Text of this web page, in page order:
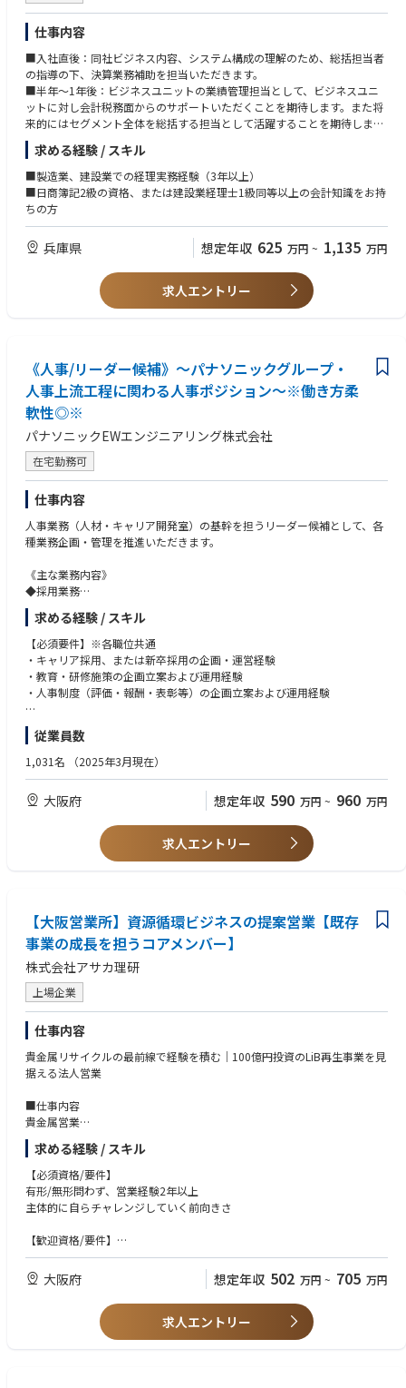
仕事内容
■入社直後：同社ビジネス内容、システム構成の理解のため、総括担当者
の指導の下、決算業務補助を担当いただきます。
■半年～1年後：ビジネスユニットの業績管理担当として、ビジネスユニ
ットに対し会計税務面からのサポートいただくことを期待します。また将
来的にはセグメント全体を総括する担当として活躍することを期待しま
す。
業務比率は、業績管理/FP&A（30%）、事業部決算（30%）、会計税務処
理検討（20%)、指導育成（20%)となります。
エンジニアリングセグメントの事業は、以下リンクをご参照ください。
https://www.kobelco.co.jp/products/engineering/
求める経験 / スキル
■製造業、建設業での経理実務経験（3年以上）
■日商簿記2級の資格、または建設業経理士1級同等以上の会計知識をお持
ちの方
兵庫県 想定年収 625 万円 ~ 1,135 万円
求人エントリー
《人事/リーダー候補》～パナソニックグループ・
人事上流工程に関わる人事ポジション～※働き方柔
軟性◎※
パナソニックEWエンジニアリング株式会社
在宅勤務可
仕事内容
人事業務（人材・キャリア開発室）の基幹を担うリーダー候補として、各
種業務企画・管理を推進いただきます。
《主な業務内容》
◆採用業務
※キャリア採用（年間採用計画30名～50名程度）をメインに担当頂くこと
を想定しています。
ゆくゆくは、新卒採用（年間採用計画30名～35名程度）に携わっていた
だく可能性もございます。
◆人材開発諸制度の企画・運用
※パナソニックグループの人材育成方針をベースに、同社の事業特性に合
階層別研修や専門技術研修、キャリア形成支援など幅広い施策を通じ
て、社員一人ひとりの成長と組織力向上を推進いただきます。
グループ共通施策の活用だけでなく、事業成長を支える独自の育成制度
づくりにも携わることができるため、
「制度を運用するだけではなく、自ら企画・改善に関わりたい」という
◆教育・研修業務の企画・運営
全社横断で経営層や各部門と連携しながら、
研修体系の整備(研修講師の調整、研修施設準備等含む)、キャリア開発
支援、次世代人材育成などに携わることができるため、
「制度運用中心の人事から一歩踏み込み、人材開発を通じて経営や事業
に貢献したい方」に適したポジションです。
◆その他（DX推進、人事異動、表彰、規則規定の管理 等)
求める経験 / スキル
【必須要件】※各職位共通
・キャリア採用、または新卒採用の企画・運営経験
・教育・研修施策の企画立案および運用経験
・人事制度（評価・報酬・表彰等）の企画立案および運用経験
加えて、以下いずれか１つ以上当てはまる方
・人事部門におけるチームリーダー、プロジェクトリーダー、またはマネ
・課題を自ら発見し、論理的に整理したうえで改善提案や施策立案を行っ
た経験
・社内外の関係者と円滑な関係を構築し、周囲を巻き込みながら業務を推
進できるコミュニケーション力
・建設業界、設備業界、エンジニアリング業界における人事経験
・人事DX推進や業務改善プロジェクトに携わった経験
・給与計算、労務管理、勤怠管理等の実務経験
・社内システムやITツールに関する基礎知識をお持ちの方
・安全衛生管理、人事関連法令に関する知識をお持ちの方
・社会保険労務士、安全衛生管理者等の資格保有者
従業員数
1,031名 （2025年3月現在）
大阪府 想定年収 590 万円 ~ 960 万円
求人エントリー
【大阪営業所】資源循環ビジネスの提案営業【既存
事業の成長を担うコアメンバー】
株式会社アサカ理研
上場企業
仕事内容
貴金属リサイクルの最前線で経験を積む｜100億円投資のLiB再生事業を見
据える法人営業
■仕事内容
貴金属営業
顧客企業：電気・電子部品メーカー・半導体メーカーなど
顧客窓口： 製造部門・研究開発部門を中心としたリサイクル材（スクラッ
プ）の管理担当者
内容： お客様の製造工程で発生する貴金属含有スクラップや工程内廃棄物
をお預かりし、社内の分析部門・製造部門と連携しながら価値を評価しま
い、お客様にとって最適なリサイクル方法を提案します。
いる廃棄物の中から新たな価値を見出し、資源として再生することで、お
客様の収益改善や環境負荷低減に貢献します。
また、営業・分析・製造が一体となって案件を進めるため、顧客折衝力だ
けでなく、素材・化学・資源循環に関する知識も身につきます。社内外の
関係者と連携しながら課題解決を行う提案型営業として、専門性を高めな
求める経験 / スキル
【必須資格/要件】
有形/無形問わず、営業経験2年以上
主体的に自らチャレンジしていく前向きさ
【歓迎資格/要件】
製造メーカーに対する法人営業の経験
大阪府 想定年収 502 万円 ~ 705 万円
求人エントリー